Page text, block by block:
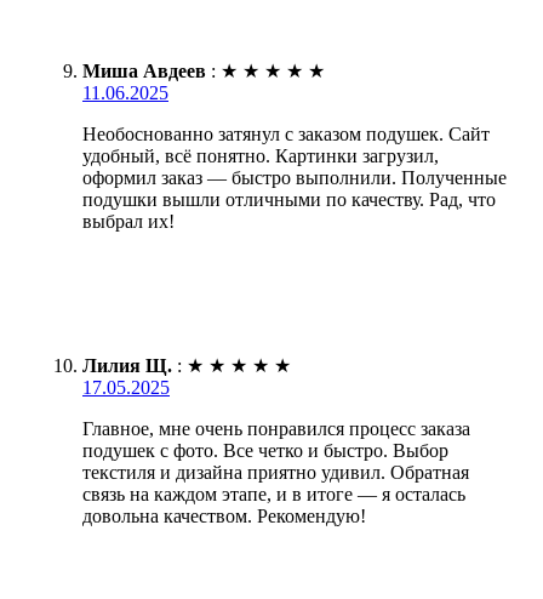
Миша Авдеев : ★ ★ ★ ★ ★
11.06.2025
Необоснованно затянул с заказом подушек. Сайт
удобный, всё понятно. Картинки загрузил,
оформил заказ — быстро выполнили. Полученные
подушки вышли отличными по качеству. Рад, что
выбрал их!
Лилия Щ. : ★ ★ ★ ★ ★
17.05.2025
Главное, мне очень понравился процесс заказа
подушек с фото. Все четко и быстро. Выбор
текстиля и дизайна приятно удивил. Обратная
связь на каждом этапе, и в итоге — я осталась
довольна качеством. Рекомендую!